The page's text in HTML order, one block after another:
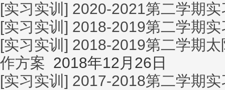
[实习实训] 2020-2021第二学期
[实习实训] 2018-2019第二学期
[实习实训] 2018-2019第二学期
作方案 2018年12月26日
[实习实训] 2017-2018第二学期